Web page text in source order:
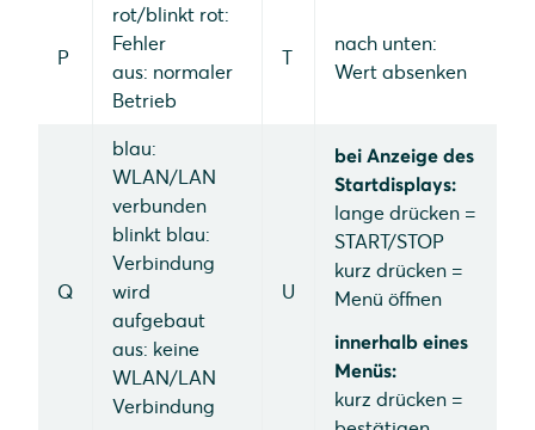
P
rot/blinkt rot:
Fehler
aus: normaler
Betrieb
T
nach unten:
Wert absenken
Q
blau:
WLAN/LAN
verbunden
blinkt blau:
Verbindung
wird
aufgebaut
aus: keine
WLAN/LAN
Verbindung
U
bei Anzeige des
Startdisplays:
lange drücken =
START/STOP
kurz drücken =
Menü öffnen
innerhalb eines
Menüs:
kurz drücken =